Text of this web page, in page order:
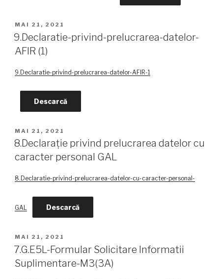
PUBLICAT
PE
MAI 21, 2021
9.Declaratie-privind-prelucrarea-datelor-
AFIR (1)
9.Declaratie-privind-prelucrarea-datelor-AFIR-1
Descarcă
PUBLICAT
PE
MAI 21, 2021
8.Declarație privind prelucrarea datelor cu
caracter personal GAL
8.Declaratie-privind-prelucrarea-datelor-cu-caracter-personal-
GAL Descarcă
PUBLICAT
PE
MAI 21, 2021
7.G.E5L-Formular Solicitare Informatii
Suplimentare-M3(3A)